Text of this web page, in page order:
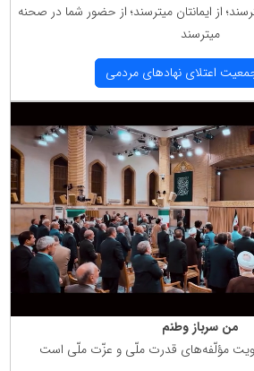
از ایمانتان میترسند؛ از حضور شما در صحنه
میترسند
اعتلای نهادهای مردمی
من سرباز وطنم
مؤلّفه‌های قدرت ملّی و عزّت ملّی است